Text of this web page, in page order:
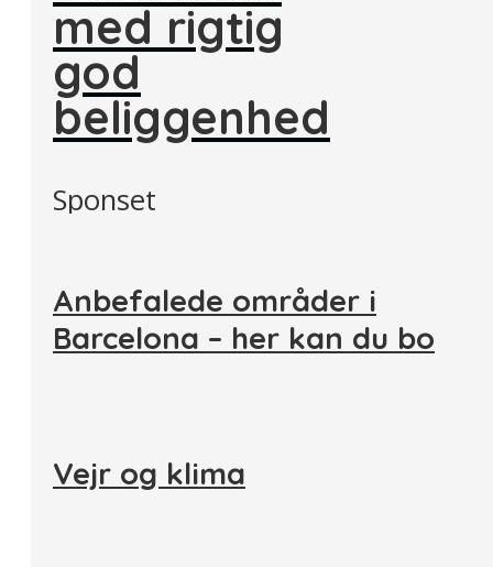
med rigtig
god
beliggenhed
Sponset
Anbefalede områder i
Barcelona – her kan du bo
Vejr og klima